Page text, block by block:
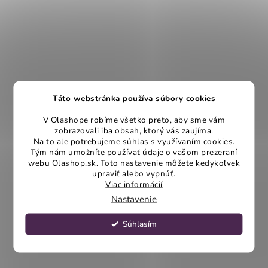
Táto webstránka používa súbory cookies
V Olashope robíme všetko preto, aby sme vám
zobrazovali iba obsah, ktorý vás zaujíma.
Na to ale potrebujeme súhlas s využívaním cookies.
Tým nám umožníte používať údaje o vašom prezeraní
webu Olashop.sk. Toto nastavenie môžete kedykoľvek
upraviť alebo vypnúť.
Viac informácií
Nastavenie
Súhlasím